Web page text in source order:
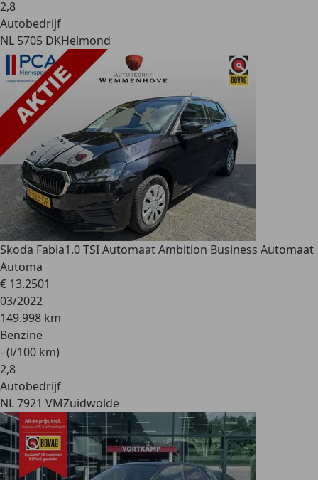
2,8
Autobedrijf
NL 5705 DKHelmond
Skoda Fabia1.0 TSI Automaat Ambition Business Automaat
Automa
€ 13.2501
03/2022
149.998 km
Benzine
- (l/100 km)
2,8
Autobedrijf
NL 7921 VMZuidwolde